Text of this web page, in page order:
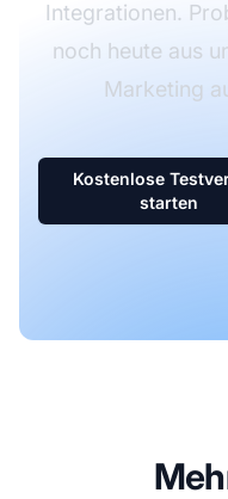
Integrationen.
noch heute aus
Marketing
Kostenlose
starten